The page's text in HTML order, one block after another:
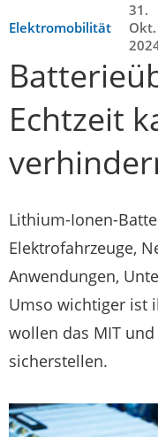
Elektromobilität
31.
Okt.
Echtzeit
Lithium-Ionen-
Elektrofahrzeuge,
Anwendungen,
Umso wichtiger ist
wollen das MIT
sicherstellen.